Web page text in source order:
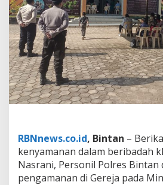
o
l
r
e
s
B
i
n
t
a
a
k
u
k
a
RBNnews.co.id, Bintan –
kenyamanan dalam beribadah
Nasrani, Personil Polres Bintan
pengamanan di Gereja pada